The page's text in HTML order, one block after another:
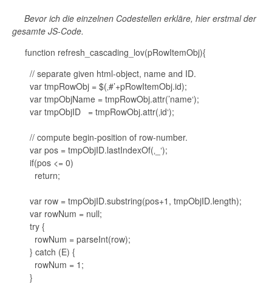
Bevor ich die einzelnen Codestellen erkläre, hier erstmal der
gesamte JS-Code.
function refresh_cascading_lov(pRowItemObj){
// separate given html-object, name and ID.
var tmpRowObj = $(‚#’+pRowItemObj.id);
var tmpObjName = tmpRowObj.attr(’name‘);
var tmpObjID = tmpRowObj.attr(‚id‘);
// compute begin-position of row-number.
var pos = tmpObjID.lastIndexOf(‚_‘);
if(pos <= 0)
return;
var row = tmpObjID.substring(pos+1, tmpObjID.length);
var rowNum = null;
try {
rowNum = parseInt(row);
} catch (E) {
rowNum = 1;
}